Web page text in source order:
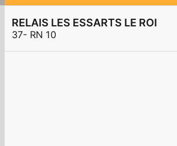
RELAIS LES ESSARTS LE ROI
37- RN 10